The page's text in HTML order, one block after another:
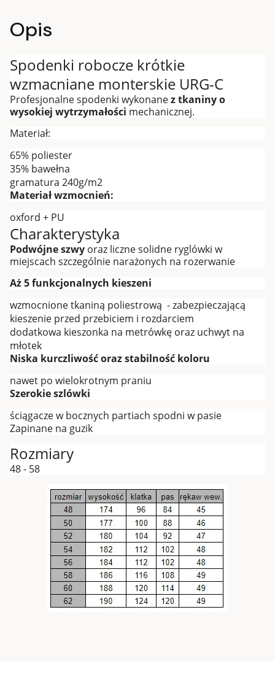
Opis
Spodenki robocze krótkie
wzmacniane monterskie URG-C
Profesjonalne spodenki wykonanez tkaniny o
wysokiej wytrzymałości mechanicznej.
Materiał:
65% poliester
35% bawełna
gramatura 240g/m2
Materiał wzmocnień:
oxford + PU
Charakterystyka
Podwójne szwy oraz liczne solidne ryglówki w
miejscach szczególnie narażonych na rozerwanie
Aż 5 funkcjonalnych kieszeni
wzmocnione tkaniną poliestrową - zabezpieczającą
kieszenie przed przebiciem i rozdarciem
dodatkowa kieszonka na metrówkę oraz uchwyt na
młotek
Niska kurczliwość oraz stabilność koloru
nawet po wielokrotnym praniu
Szerokie szlówki
ściągacze w bocznych partiach spodni w pasie
Zapinane na guzik
Rozmiary
48 - 58